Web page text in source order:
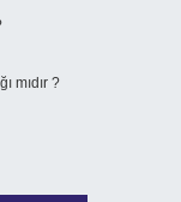
mıdır ?